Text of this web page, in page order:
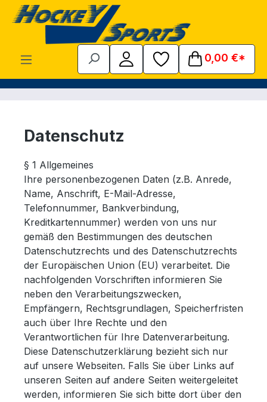
Zum Hauptinhalt springen
0,00 €*
Datenschutz
§ 1 Allgemeines
Ihre personenbezogenen Daten (z.B. Anrede,
Name, Anschrift, E-Mail-Adresse,
Telefonnummer, Bankverbindung,
Kreditkartennummer) werden von uns nur
gemäß den Bestimmungen des deutschen
Datenschutzrechts und des Datenschutzrechts
der Europäischen Union (EU) verarbeitet. Die
nachfolgenden Vorschriften informieren Sie
neben den Verarbeitungszwecken,
Empfängern, Rechtsgrundlagen, Speicherfristen
auch über Ihre Rechte und den
Verantwortlichen für Ihre Datenverarbeitung.
Diese Datenschutzerklärung bezieht sich nur
auf unsere Webseiten. Falls Sie über Links auf
unseren Seiten auf andere Seiten weitergeleitet
werden, informieren Sie sich bitte dort über den